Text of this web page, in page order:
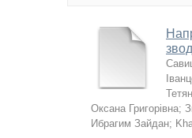
Оксана Григорівна;
Ибрагим Зайдан;